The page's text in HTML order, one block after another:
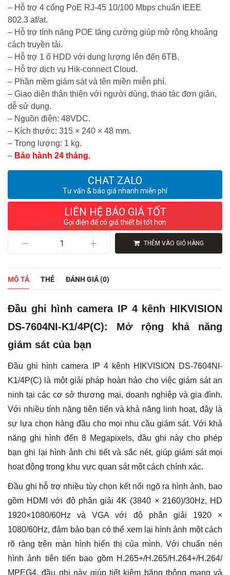
– Hỗ trợ 4 cổng PoE RJ-45 10/100 Mbps chuẩn IEEE
802.3 af/at.
– Hỗ trợ tính năng POE tăng cường giúp mở rộng khoảng
cách truyền tải.
– Hỗ trợ 1 ổ HDD với dung lượng lên đến 6TB.
– Hỗ trợ dịch vụ Hik-connect Cloud.
– Phần mềm giám sát và tên miền miễn phí.
– Giao diện thân thiện với người dùng, thao tác đơn giản,
dễ sử dụng.
– Nguồn điện: 48VDC.
– Kích thước: 315 × 240 × 48 mm.
– Trọng lượng: 1 kg.
– Bảo hành 24 tháng.
CHAT ZALO
Tư vấn & báo giá nhanh miễn phí
LIÊN HỆ BÁO GIÁ TỐT
Gọi điện để có giá thiết bị tốt hơn
IP
4
HIKVISION
DS-
7604NI-
K1/4P(C)
số
lượng
THÊM VÀO GIỎ HÀNG
MÔ TẢ THẺ ĐÁNH GIÁ (0)
Đầu ghi hình camera IP 4 kênh HIKVISION
DS-7604NI-K1/4P(C): Mở rộng khả năng
giám sát của bạn
Đầu ghi hình camera IP 4 kênh HIKVISION DS-7604NI-
K1/4P(C) là một giải pháp hoàn hảo cho việc giám sát an
ninh tại các cơ sở thương mại, doanh nghiệp và gia đình.
Với nhiều tính năng tiên tiến và khả năng linh hoạt, đây là
sự lựa chọn hàng đầu cho mọi nhu cầu giám sát. Với khả
năng ghi hình đến 8 Megapixels, đầu ghi này cho phép
bạn ghi lại hình ảnh chi tiết và sắc nét, giúp giám sát mọi
hoạt động trong khu vực quan sát một cách chính xác.
Đầu ghi hỗ trợ nhiều tùy chọn kết nối ngõ ra hình ảnh, bao
gồm HDMI với độ phân giải 4K (3840 × 2160)/30Hz, HD
1920×1080/60Hz và VGA với độ phân giải 1920 ×
1080/60Hz, đảm bảo bạn có thể xem lại hình ảnh một cách
rõ ràng trên màn hình hiển thị của mình. Với chuẩn nén
hình ảnh tiên tiến bao gồm H.265+/H.265/H.264+/H.264/
MPEG4, đầu ghi này giúp tiết kiệm băng thông mạng và